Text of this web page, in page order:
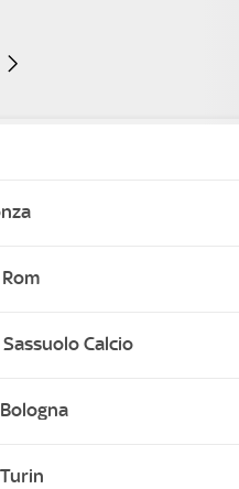
Sassuolo Calcio